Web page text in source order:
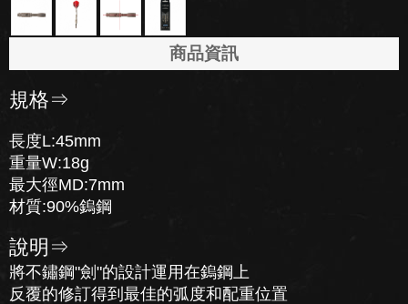
商品資訊
規格⇒
長度L:45mm
重量W:18g
最大徑MD:7mm
材質:90%鎢鋼
說明⇒
將不鏽鋼"劍"的設計運用在鎢鋼上
反覆的修訂得到最佳的弧度和配重位置